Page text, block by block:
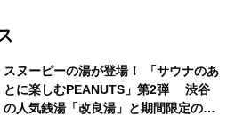
スヌーピーの湯が登場！ 「サウナのあ
とに楽しむPEANUTS」第2弾 渋谷
の人気銭湯「改良湯」と期間限定のコ